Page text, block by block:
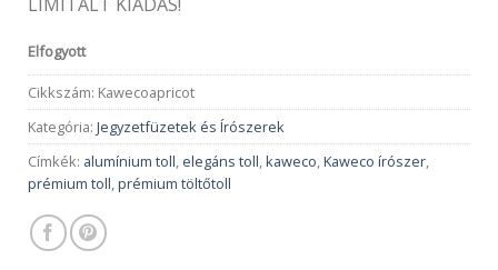
Elfogyott
Cikkszám: Kawecoapricot
Kategória: Jegyzetfüzetek és Írószerek
Címkék: alumínium toll, elegáns toll,kaweco,Kaweco írószer,
prémium toll,prémium töltőtoll